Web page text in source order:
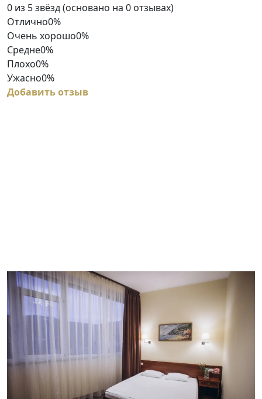
Rated
0
out
of
5
0 из 5 звёзд (основано на 0 отзывах)
Отлично0%
Очень хорошо0%
Средне0%
Плохо0%
Ужасно0%
Добавить отзыв